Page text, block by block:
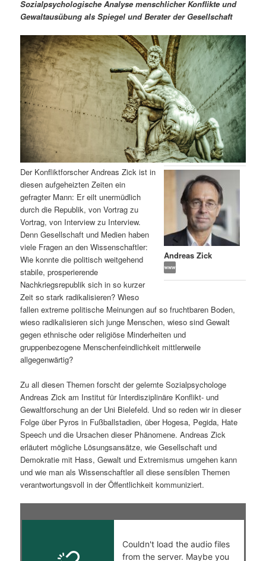
r
e
n
I
n
l
t
s
p
r
i
n
g
e
n
d
ä
r
e
n
h
a
l
t
s
p
r
i
n
g
e
n
a
a
t
i
o
n
Sozialpsychologische Analyse menschlicher Konflikte und
Gewaltausübung als Spiegel und Berater der Gesellschaft
Andreas Zick
Der Konfliktforscher Andreas Zick ist in
diesen aufgeheizten Zeiten ein
gefragter Mann: Er eilt unermüdlich
durch die Republik, von Vortrag zu
Vortrag, von Interview zu Interview.
Denn Gesellschaft und Medien haben
viele Fragen an den Wissenschaftler:
Wie konnte die politisch weitgehend
stabile, prosperierende
Nachkriegsrepublik sich in so kurzer
Zeit so stark radikalisieren? Wieso
fallen extreme politische Meinungen auf so fruchtbaren Boden,
wieso radikalisieren sich junge Menschen, wieso sind Gewalt
gegen ethnische oder religiöse Minderheiten und
gruppenbezogene Menschenfeindlichkeit mittlerweile
allgegenwärtig?
Zu all diesen Themen forscht der gelernte Sozialpsychologe
Andreas Zick am Institut für Interdisziplinäre Konflikt- und
Gewaltforschung an der Uni Bielefeld. Und so reden wir in dieser
Folge über Pyros in Fußballstadien, über Hogesa, Pegida, Hate
Speech und die Ursachen dieser Phänomene. Andreas Zick
erläutert mögliche Lösungsansätze, wie Gesellschaft und
Demokratie mit Hass, Gewalt und Extremismus umgehen kann
und wie man als Wissenschaftler all diese sensiblen Themen
verantwortungsvoll in der Öffentlichkeit kommuniziert.